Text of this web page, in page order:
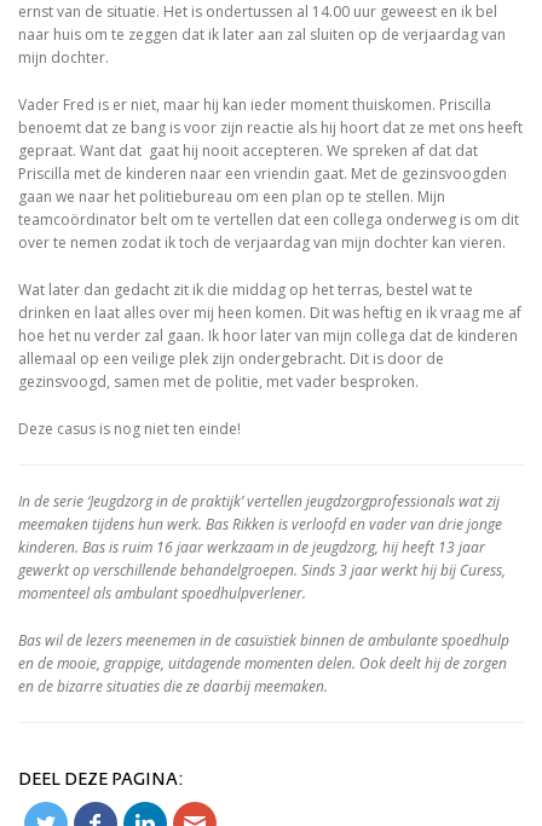
ernst van de situatie. Het is ondertussen al 14.00 uur geweest en ik bel
naar huis om te zeggen dat ik later aan zal sluiten op de verjaardag van
mijn dochter.
Vader Fred is er niet, maar hij kan ieder moment thuiskomen. Priscilla
benoemt dat ze bang is voor zijn reactie als hij hoort dat ze met ons heeft
gepraat. Want dat gaat hij nooit accepteren. We spreken af dat dat
Priscilla met de kinderen naar een vriendin gaat. Met de gezinsvoogden
gaan we naar het politiebureau om een plan op te stellen. Mijn
teamcoördinator belt om te vertellen dat een collega onderweg is om dit
over te nemen zodat ik toch de verjaardag van mijn dochter kan vieren.
Wat later dan gedacht zit ik die middag op het terras, bestel wat te
drinken en laat alles over mij heen komen. Dit was heftig en ik vraag me af
hoe het nu verder zal gaan. Ik hoor later van mijn collega dat de kinderen
allemaal op een veilige plek zijn ondergebracht. Dit is door de
gezinsvoogd, samen met de politie, met vader besproken.
Deze casus is nog niet ten einde!
In de serie ‘Jeugdzorg in de praktijk’ vertellen jeugdzorgprofessionals wat zij
meemaken tijdens hun werk. Bas Rikken is verloofd en vader van drie jonge
kinderen. Bas is ruim 16 jaar werkzaam in de jeugdzorg, hij heeft 13 jaar
gewerkt op verschillende behandelgroepen. Sinds 3 jaar werkt hij bij Curess,
momenteel als ambulant spoedhulpverlener.
Bas wil de lezers meenemen in de casuïstiek binnen de ambulante spoedhulp
en de mooie, grappige, uitdagende momenten delen. Ook deelt hij de zorgen
en de bizarre situaties die ze daarbij meemaken.
DEEL DEZE PAGINA: